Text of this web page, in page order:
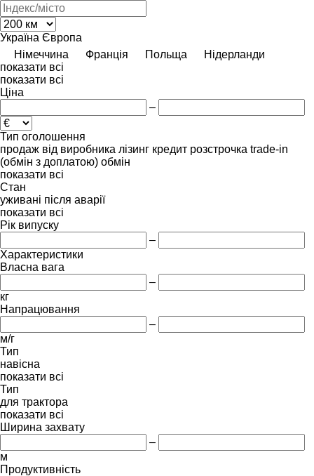
Україна Європа
Німеччина
Франція Польща
Нідерланди
показати всі
показати всі
Ціна
–
Тип оголошення
продаж від виробника лізинг кредит розстрочка trade-in
(обмін з доплатою) обмін
показати всі
Стан
уживані після аварії
показати всі
Рік випуску
–
Характеристики
Власна вага
–
кг
Напрацювання
–
м/г
Тип
навісна
показати всі
Тип
для трактора
показати всі
Ширина захвату
–
м
Продуктивність